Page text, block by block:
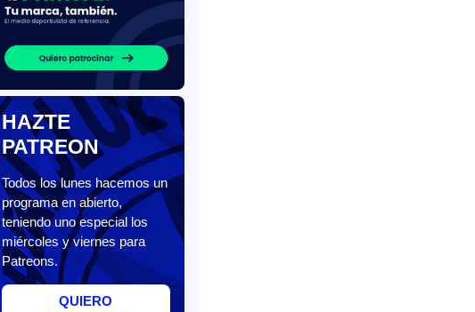
HAZTE
PATREON
Todos los lunes hacemos un
programa en abierto,
teniendo uno especial los
miércoles y viernes para
Patreons.
QUIERO